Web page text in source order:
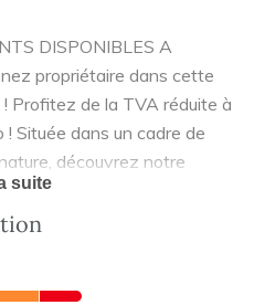
DISPONIBLES A
propriétaire dans cette
Profitez de la TVA réduite à
Située dans un cadre de
découvrez notre
sobre et élégante !Ce
compose d'appartements
plupart des appartements
espaces extérieurs
suite